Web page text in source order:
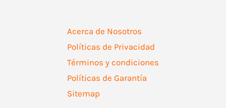
Acerca de Nosotros
Políticas de Privacidad
Términos y condiciones
Políticas de Garantía
Sitemap